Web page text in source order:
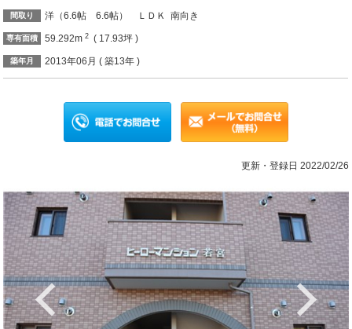
間取り 洋（6.6帖 6.6帖） ＬＤＫ 南向き
専有面積 59.292m2 ( 17.93坪 )
築年月 2013年06月 ( 築13年 )
更新・登録日 2022/02/26
Previous